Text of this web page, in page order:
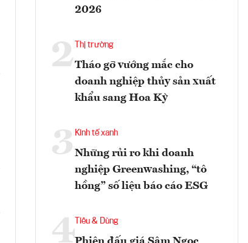
2026
2 Thị trường
Tháo gỡ vướng mắc cho
doanh nghiệp thủy sản xuất
khẩu sang Hoa Kỳ
3 Kinh tế xanh
Những rủi ro khi doanh
nghiệp Greenwashing, “tô
hồng” số liệu báo cáo ESG
4 Tiêu & Dùng